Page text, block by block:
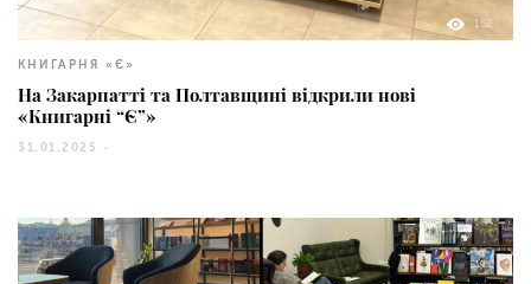
152
КНИГАРНЯ «Є»
На Закарпатті та Полтавщині відкрили нові
«Книгарні “Є”»
31.01.2025 -